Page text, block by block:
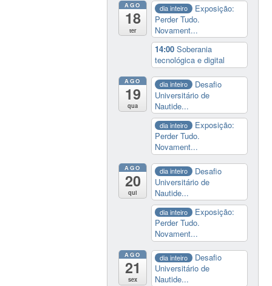
AGO
18
ter
dia inteiro
Exposição:
Perder Tudo.
Novament...
14:00Soberania
tecnológica e digital
AGO
19
qua
dia inteiro
Desafio
Universitário de
Nautide...
dia inteiro
Exposição:
Perder Tudo.
Novament...
AGO
20
qui
dia inteiro
Desafio
Universitário de
Nautide...
dia inteiro
Exposição:
Perder Tudo.
Novament...
AGO
21
sex
dia inteiro
Desafio
Universitário de
Nautide...